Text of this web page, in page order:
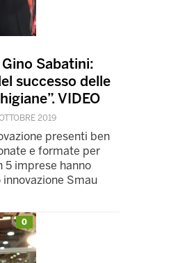
Sabatini:
successo delle
VIDEO
2019
presenti ben
e formate per
5 imprese hanno
Smau
0